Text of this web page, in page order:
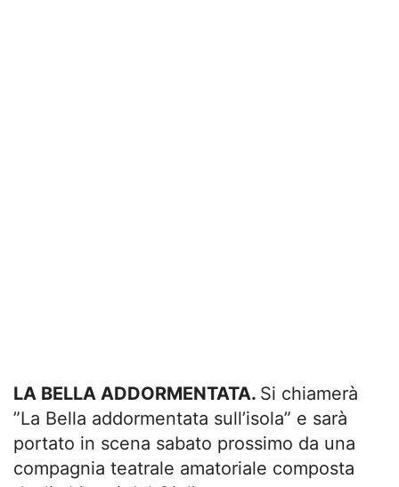
LA BELLA ADDORMENTATA. Si chiamerà
”La Bella addormentata sull’isola” e sarà
portato in scena sabato prossimo da una
compagnia teatrale amatoriale composta